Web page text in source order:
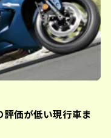
評価が低い現行車ま